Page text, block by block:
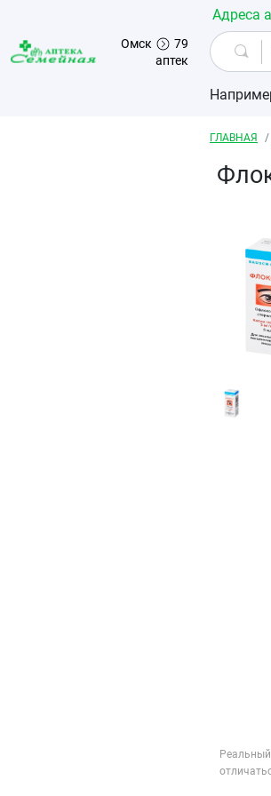
Перейти к основному содержанию
Омск
79
аптек
Адреса
ГЛАВНАЯ